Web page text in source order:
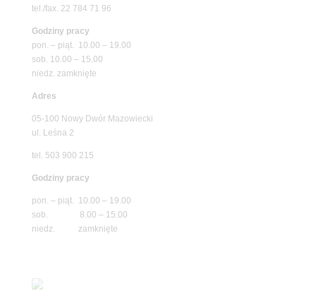
tel./fax. 22 784 71 96
Godziny pracy
pon. – piąt. 10.00 – 19.00
sob. 10.00 – 15.00
niedz. zamknięte
Adres
05-100 Nowy Dwór Mazowiecki
ul. Leśna 2
tel. 503 900 215
Godziny pracy
pon. – piąt. 10.00 – 19.00
sob. 8.00 – 15.00
niedz. zamknięte